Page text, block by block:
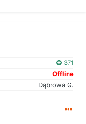
371
Offline
Dąbrowa G.